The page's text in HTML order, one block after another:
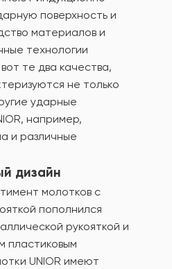
поверхность и
материалов и
технологии
те два качества,
не только
ударные
например,
и различные
дизайн
молотков с
пополнился
рукояткой и
пластиковым
UNIOR имеют